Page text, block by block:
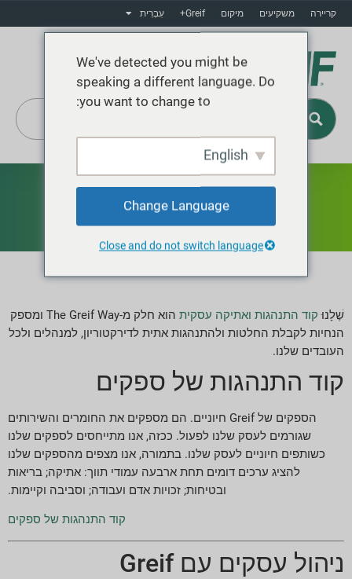
קריירה משקיעים מיקום Greif+ עִבְרִית
קוד התנהגות
שֶׁלָנוּ קוד התנהגות ואתיקה עסקית
הוא חלק מ-The Greif Way ומספק
הנחיות לקבלת החלטות ולהתנהגות אתית לדירקטוריון, למנהלים ולכל
העובדים שלנו.
קוד התנהגות של ספקים
הספקים של Greif חיוניים. הם מספקים את החומרים והשירותים
שגורמים לעסק שלנו לפעול. ככזה, אנו מתייחסים לספקים שלנו
כשותפים חיוניים לעסק שלנו. בתמורה, אנו מצפים מהספקים שלנו
להציג ערכים דומים תחת ארבעה עמודי תווך: אתיקה; בריאות
ובטיחות; זכויות אדם ועבודה; וסביבה וקיימות.
קוד התנהגות של ספקים
ניהול עסקים עם Greif
We've detected you might be
speaking a different language. Do
you want to change to:
English
Change Language
Close and do not switch language